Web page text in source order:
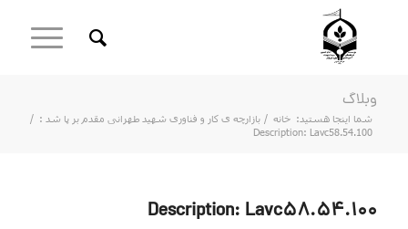
وبلاگ
شما اینجا هستید: خانه / بازارچه ی کار و فناوری شهید طهرانی مقدم بر پا شد : /
Description: Lavc58.54.100
Description: Lavc58.54.100